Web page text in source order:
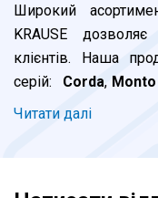
Широкий
KRAUSE дозволяє
клієнтів. Наша
серій:
Corda, Monto
клієнту підібрати
Читати далi